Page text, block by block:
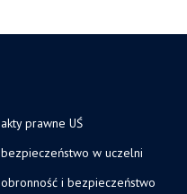
akty prawne UŚ
bezpieczeństwo w uczelni
obronność i bezpieczeństwo